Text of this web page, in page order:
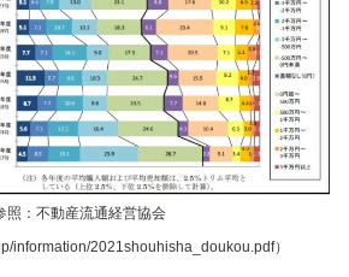
照：不動産流通経営協会
information/2021shouhisha_doukou.pdf）